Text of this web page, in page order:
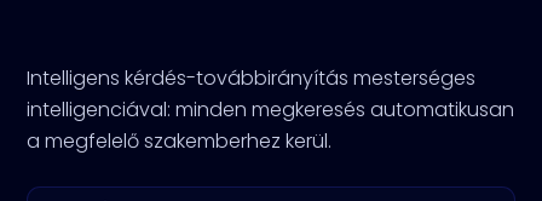
Intelligens kérdés-továbbirányítás mesterséges
intelligenciával: minden megkeresés automatikusan
a megfelelő szakemberhez kerül.